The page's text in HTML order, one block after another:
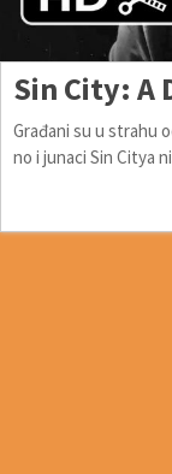
Sin City: A
Građani su u strahu
no i junaci Sin Citya